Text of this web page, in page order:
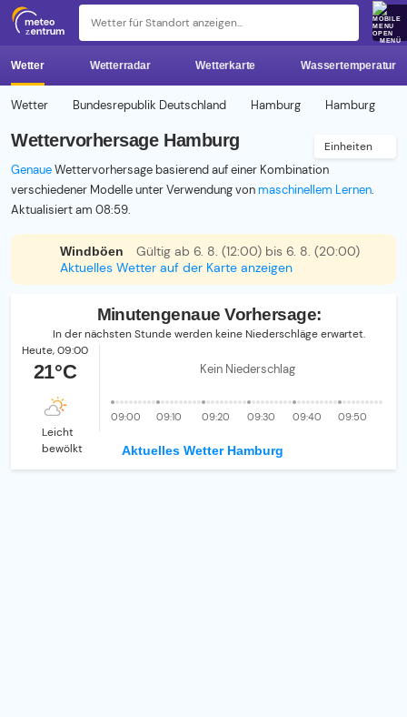
z
MENÜ
Wetter Wetterradar Wetterkarte Wassertemperatur
Wetter Bundesrepublik Deutschland Hamburg Hamburg
Einheiten
Wettervorhersage Hamburg
GenaueWettervorhersage basierend auf einer Kombination
verschiedener Modelle unter Verwendung vonmaschinellem Lernen.
Aktualisiert am 08:59.
Windböen
Gültig ab 6. 8. (12:00) bis 6. 8. (20:00)
Aktuelles Wetter auf der Karte anzeigen
Minutengenaue Vorhersage:
In der nächsten Stunde werden keine Niederschläge erwartet.
Heute,09:00
21°C
Leicht
bewölkt
Kein Niederschlag
09:00 09:10 09:20 09:30 09:40 09:50
Aktuelles Wetter Hamburg